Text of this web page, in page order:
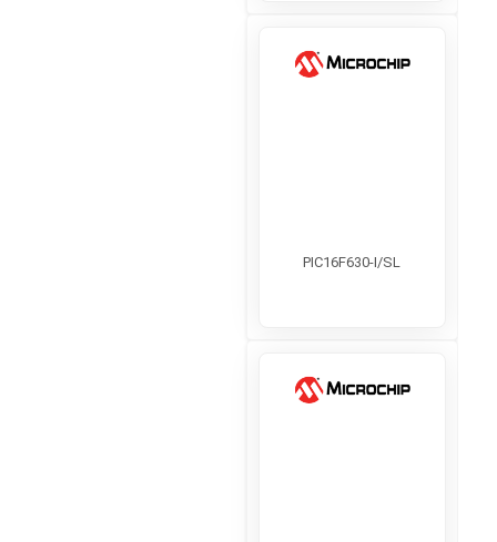
PIC16F630-I/SL